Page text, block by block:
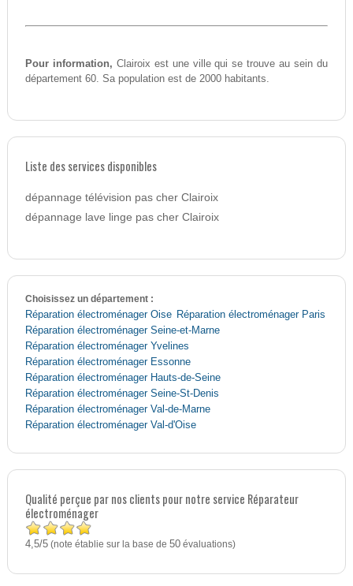
Pour information, Clairoix est une ville qui se trouve au sein du
département 60. Sa population est de 2000 habitants.
Liste des services disponibles
dépannage télévision pas cher Clairoix
dépannage lave linge pas cher Clairoix
Choisissez un département :
Réparation électroménager Oise Réparation électroménager Paris
Réparation électroménager Seine-et-Marne
Réparation électroménager Yvelines
Réparation électroménager Essonne
Réparation électroménager Hauts-de-Seine
Réparation électroménager Seine-St-Denis
Réparation électroménager Val-de-Marne
Réparation électroménager Val-d'Oise
Qualité perçue par nos clients pour notre service Réparateur
électroménager
4,5/5(note établie sur la base de 50évaluations)